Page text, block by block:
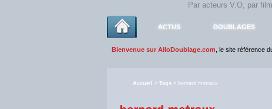
ACTUS DOUBLAGES
Bienvenue sur AlloDoublage.com , le site référence
Accueil > Tags > bernard metraux